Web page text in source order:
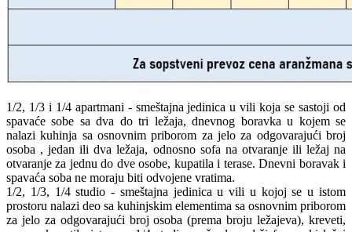
1/2, 1/3 i 1/4 apartmani - smeštajna jedinica u vili koja se sastoji od
spavaće sobe sa dva do tri ležaja, dnevnog boravka u kojem se
nalazi kuhinja sa osnovnim priborom za jelo za odgovarajući broj
osoba , jedan ili dva ležaja, odnosno sofa na otvaranje ili ležaj na
otvaranje za jednu do dve osobe, kupatila i terase. Dnevni boravak i
spavaća soba ne moraju biti odvojene vratima.
1/2, 1/3, 1/4 studio - smeštajna jedinica u vili u kojoj se u istom
prostoru nalazi deo sa kuhinjskim elementima sa osnovnim priborom
za jelo za odgovarajući broj osoba (prema broju ležajeva), kreveti,